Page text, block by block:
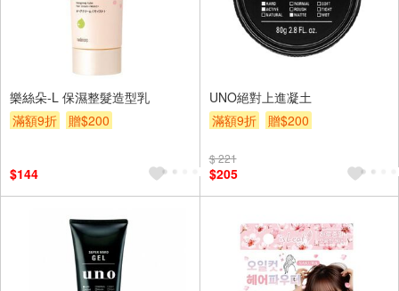
樂絲朵-L 保濕整髮造型乳
滿額9折
贈$200
$144
UNO絕對上進凝土
滿額9折
贈$200
$ 221
$205